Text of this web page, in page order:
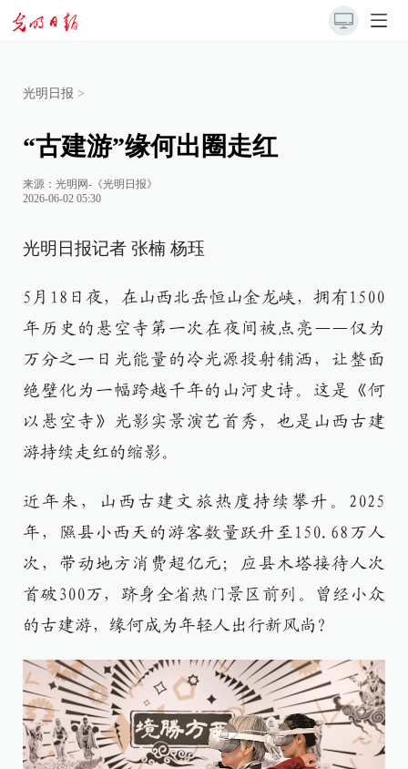
光明日报 >
“古建游”缘何出圈走红
来源： 光明网-《光明日报》
2026-06-02 05:30
光明日报记者 张楠 杨珏
5月18日夜，在山西北岳恒山金龙峡，拥有1500
年历史的悬空寺第一次在夜间被点亮——仅为
万分之一日光能量的冷光源投射铺洒，让整面
绝壁化为一幅跨越千年的山河史诗。这是《何
以悬空寺》光影实景演艺首秀，也是山西古建
游持续走红的缩影。
近年来，山西古建文旅热度持续攀升。2025
年，隰县小西天的游客数量跃升至150.68万人
次，带动地方消费超亿元；应县木塔接待人次
首破300万，跻身全省热门景区前列。曾经小众
的古建游，缘何成为年轻人出行新风尚？